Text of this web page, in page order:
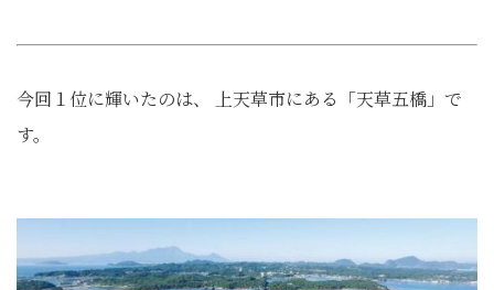
今回１位に輝いたのは、 上天草市にある「天草五橋」で
す。